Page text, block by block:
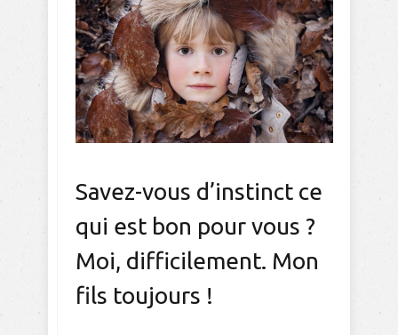
Savez-vous d’instinct ce
qui est bon pour vous ?
Moi, difficilement. Mon
fils toujours !